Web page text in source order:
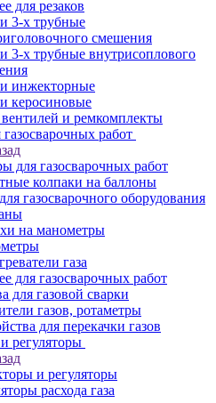
для резаков
3-х трубные
смешения
3-х трубные внутрисоплового
инжекторные
керосиновые
и ремкомплекты
работ
для газосварочных работ
колпаки на баллоны
газосварочного оборудования
на манометры
газа
для газосварочных работ
для газовой сварки
газов, ротаметры
для перекачки газов
регуляторы
и регуляторы
расхода газа